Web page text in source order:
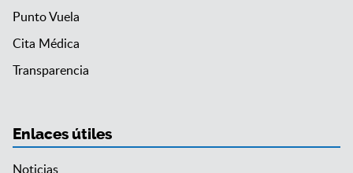
Punto Vuela
Cita Médica
Transparencia
Enlaces útiles
Noticias